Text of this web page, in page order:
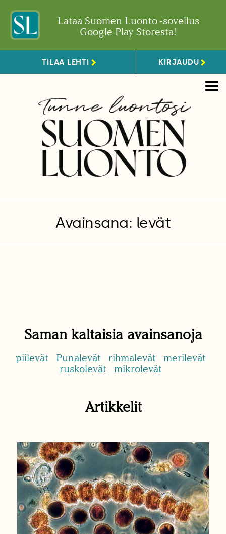
Lataa Suomen Luonto -sovellus
Google Play Storesta!
TILAA LEHTI KIRJAUDU
Avainsana: levät
Saman kaltaisia avainsanoja
piilevät Punalevät rihmalevät
merilevät
ruskolevät
mikrolevät
Artikkelit